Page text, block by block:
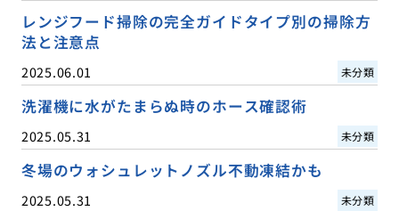
レンジフード掃除の完全ガイドタイプ別の掃除方
法と注意点
2025.06.01 未分類
洗濯機に水がたまらぬ時のホース確認術
2025.05.31 未分類
冬場のウォシュレットノズル不動凍結かも
2025.05.31 未分類